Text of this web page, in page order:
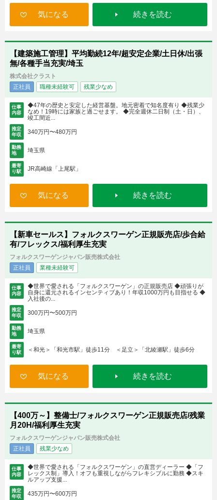
気になる 続きを読む
【建築施工管理】平均勤続12年/超安定企業/土日休/出張
無/各種手当充実/埼玉
株式会社クラスト
正社員
職種未経験可 残業少なめ
仕事
内容
◆47年の歴史と安定した経営基盤。地元密着で知名度有り ◆残業少
なめ！19時には家族と過ごせます。 ◆完全週休二日制（土・日）、
竣工間近...
推定
年収
340万円〜480万円
勤務
地
埼玉県
最寄
り駅
JR高崎線「上尾駅」
気になる 続きを読む
【新車セールス】フォルクスワーゲン正規販売店/歩合給
有/フレックス/福利厚生充実
フォルクスワーゲンジャパン販売株式会社
正社員
業種未経験可
仕事
内容
◆世界で愛される「フォルクスワーゲン」の正規販売店 ◆頑張りが
自身に還元されるインセンティブあり！年収1000万円も目指せる ◆
入社後の...
推定
年収
300万円〜500万円
勤務
地
埼玉県
最寄
り駅
＜和光＞「和光市駅」徒歩11分 ＜足立＞「北綾瀬駅」徒歩6分
気になる 続きを読む
【400万～】整備士/フォルクスワーゲン正規販売店/残業
月20H/福利厚生充実
フォルクスワーゲンジャパン販売株式会社
正社員
残業少なめ
仕事
内容
◆世界で愛される「フォルクスワーゲン」の直営ディーラー ◆「フ
レックス制」導入！オフも重視しながらフレキシブルに勤務 ◆スキ
ルアップ支援...
推定
年収
435万円〜600万円